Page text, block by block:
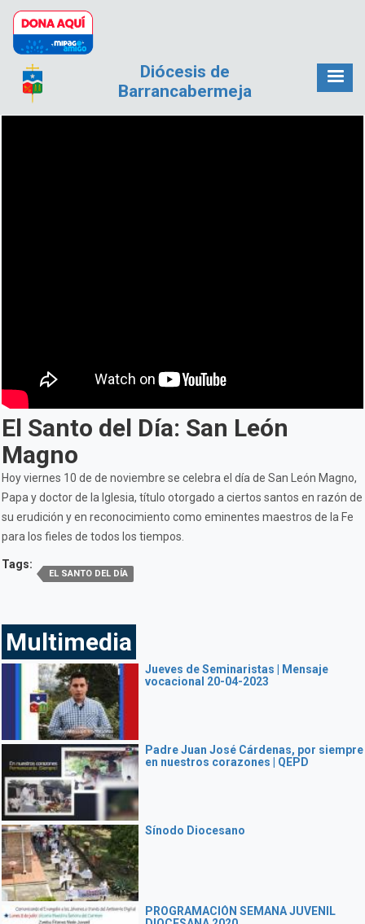
Pasar al contenido principal
Diócesis de
Barrancabermeja
El Santo del Día: San León
Magno
Hoy viernes 10 de de noviembre se celebra el día de San León Magno,
Papa y doctor de la Iglesia, título otorgado a ciertos santos en razón de
su erudición y en reconocimiento como eminentes maestros de la Fe
para los fieles de todos los tiempos.
Tags:
EL SANTO DEL DÍA
Multimedia
Jueves de Seminaristas | Mensaje
vocacional 20-04-2023
Padre Juan José Cárdenas, por siempre
en nuestros corazones | QEPD
Sínodo Diocesano
PROGRAMACIÓN SEMANA JUVENIL